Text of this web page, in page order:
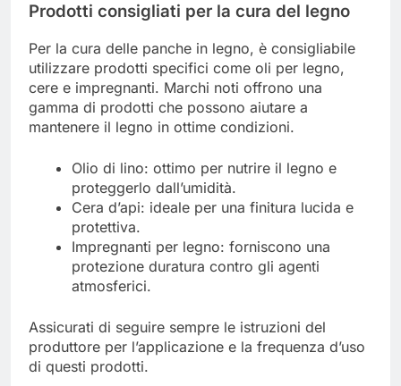
Prodotti consigliati per la cura del legno
Per la cura delle panche in legno, è consigliabile
utilizzare prodotti specifici come oli per legno,
cere e impregnanti. Marchi noti offrono una
gamma di prodotti che possono aiutare a
mantenere il legno in ottime condizioni.
Olio di lino: ottimo per nutrire il legno e
proteggerlo dall’umidità.
Cera d’api: ideale per una finitura lucida e
protettiva.
Impregnanti per legno: forniscono una
protezione duratura contro gli agenti
atmosferici.
Assicurati di seguire sempre le istruzioni del
produttore per l’applicazione e la frequenza d’uso
di questi prodotti.